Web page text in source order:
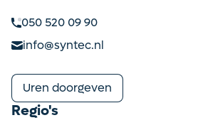
050 520 09 90
info@syntec.nl
Uren doorgeven
Regio's